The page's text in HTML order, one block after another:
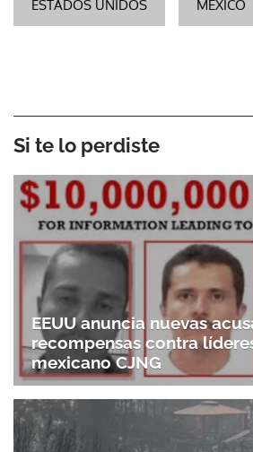
ESTADOS UNIDOS MÉXICO
Si te lo perdiste
EEUU anuncia nuevas
recompensas contra
mexicano CJNG